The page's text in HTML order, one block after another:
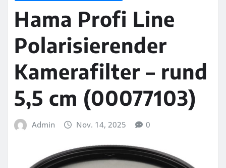
Hama Profi Line
Polarisierender
Kamerafilter – rund
5,5 cm (00077103)
Admin Nov. 14, 2025 0